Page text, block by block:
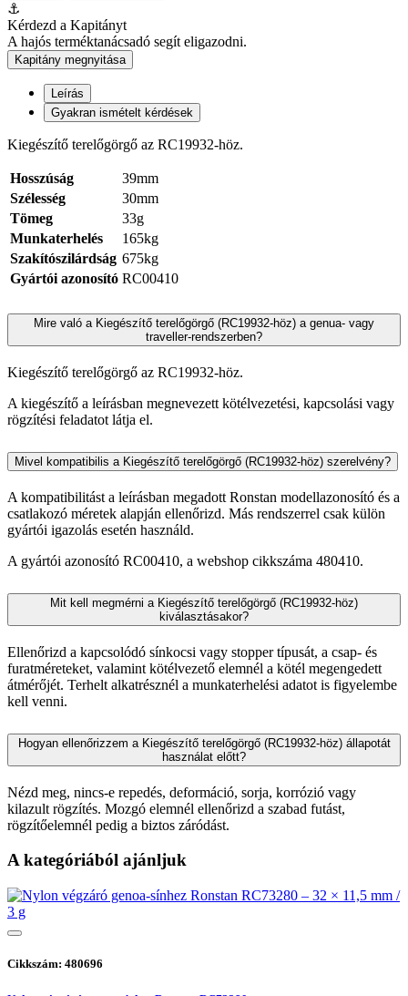
⚓
Kérdezd a Kapitányt
A hajós terméktanácsadó segít eligazodni.
Kapitány megnyitása
Leírás
Gyakran ismételt kérdések
Kiegészítő terelőgörgő az RC19932-höz.
Hosszúság
39mm
Szélesség
30mm
Tömeg
33g
Munkaterhelés
165kg
Szakítószilárdság 675kg
Gyártói azonosító RC00410
Mire való a Kiegészítő terelőgörgő (RC19932-höz) a genua- vagy
traveller-rendszerben?
Kiegészítő terelőgörgő az RC19932-höz.
A kiegészítő a leírásban megnevezett kötélvezetési, kapcsolási vagy
rögzítési feladatot látja el.
Mivel kompatibilis a Kiegészítő terelőgörgő (RC19932-höz) szerelvény?
A kompatibilitást a leírásban megadott Ronstan modellazonosító és a
csatlakozó méretek alapján ellenőrizd. Más rendszerrel csak külön
gyártói igazolás esetén használd.
A gyártói azonosító RC00410, a webshop cikkszáma 480410.
Mit kell megmérni a Kiegészítő terelőgörgő (RC19932-höz)
kiválasztásakor?
Ellenőrizd a kapcsolódó sínkocsi vagy stopper típusát, a csap- és
furatméreteket, valamint kötélvezető elemnél a kötél megengedett
átmérőjét. Terhelt alkatrésznél a munkaterhelési adatot is figyelembe
kell venni.
Hogyan ellenőrizzem a Kiegészítő terelőgörgő (RC19932-höz) állapotát
használat előtt?
Nézd meg, nincs-e repedés, deformáció, sorja, korrózió vagy
kilazult rögzítés. Mozgó elemnél ellenőrizd a szabad futást,
rögzítőelemnél pedig a biztos záródást.
A kategóriából ajánljuk
Cikkszám: 480696